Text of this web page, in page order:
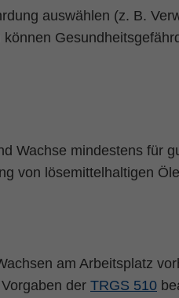
auswählen (z. B.
Wachse mindestens für
von lösemittelhaltigen
am Arbeitsplatz
der TRGS 510